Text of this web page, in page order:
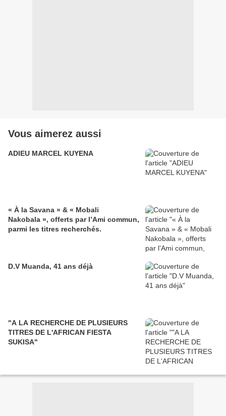
Vous aimerez aussi
ADIEU MARCEL KUYENA
« À la Savana » & « Mobali
Nakobala », offerts par l’Ami commun,
parmi les titres recherchés.
D.V Muanda, 41 ans déjà
"A LA RECHERCHE DE PLUSIEURS
TITRES DE L'AFRICAN FIESTA
SUKISA"